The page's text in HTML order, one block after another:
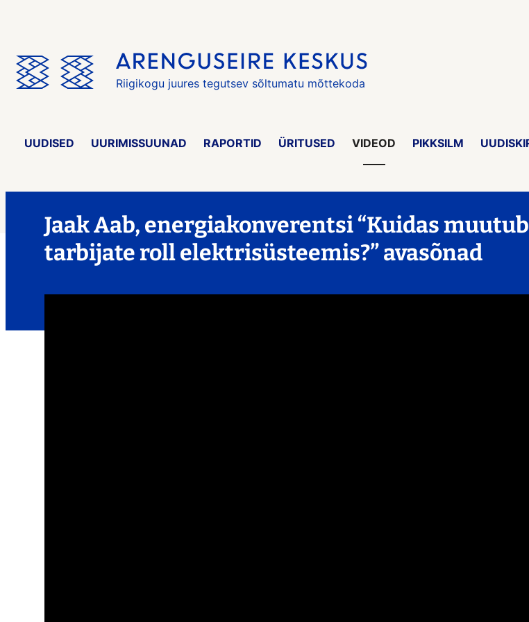
Riigikogu juures tegutsev sõltumatu mõttekoda
UUDISED UURIMISSUUNAD RAPORTID ÜRITUSED VIDEOD PIKKSILM
Jaak Aab, energiakonverentsi “Kuidas muutub
tarbijate roll elektrisüsteemis?” avasõnad